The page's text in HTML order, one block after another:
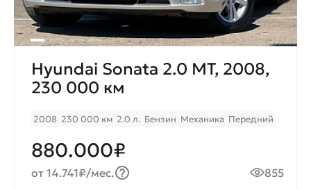
Hyundai Sonata 2.0 МТ, 2008,
230 000 км
2008 230 000 км 2.0 л. Бензин Механика Передний
880.000₽
от 14.741₽/мес. 855